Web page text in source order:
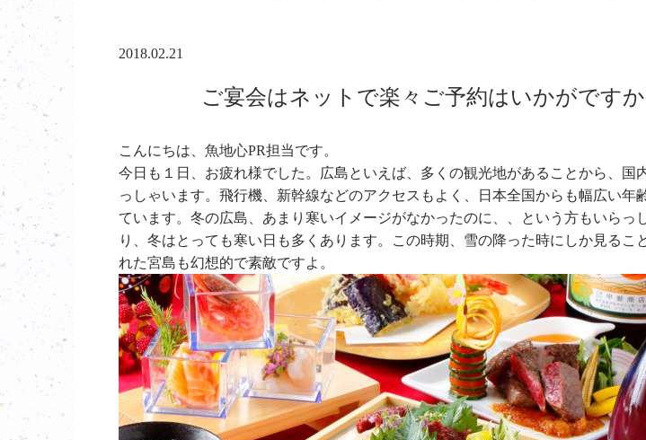
2018.02.21
ご宴会はネットで楽々ご予約はいかがです
こんにちは、魚地心PR担当です。
今日も１日、お疲れ様でした。広島といえば、多くの観光地があることから、国
っしゃいます。飛行機、新幹線などのアクセスもよく、日本全国からも幅広い年
ています。冬の広島、あまり寒いイメージがなかったのに、、という方もいらっ
り、冬はとっても寒い日も多くあります。この時期、雪の降った時にしか見るこ
れた宮島も幻想的で素敵ですよ。